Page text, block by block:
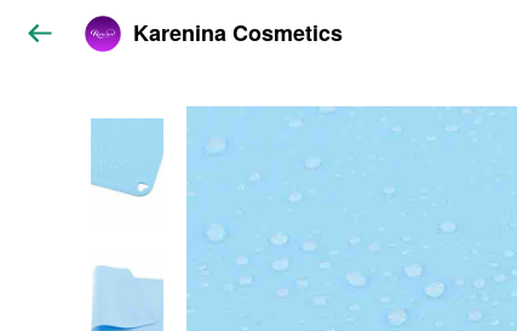
Karenina Cosmetics